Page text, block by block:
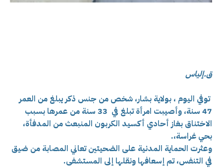
ق.إلياس
توفي اليوم ، بولاية بشار، شخص من جنس ذكر يبلغ من العمر
47 سنة، وأصيبت امرأة تبلغ في 33 سنة من عمرها بسبب
الاختناق بغاز أحادي أكسيد الكربون المنبعث من المدفأة،
بحي غراسة،.
وعثرت الحماية المدنية على الضحيتين تعاني المصابة من ضيق
في التنفس، تم إسعافها ونقلها إلى المستشفى.